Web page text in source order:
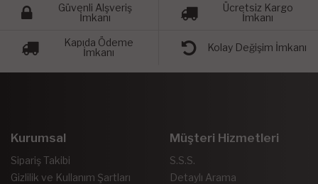
Güvenli Alşveriş
İmkanı
Ücretsiz Kargo
İmkanı
Kapıda Ödeme
İmkanı
Kolay Değişim İmkanı
Kurumsal
Sipariş Takibi
Gizlilik ve Kullanım Şartları
Müşteri Hizmetleri
S.S.S.
Detaylı Arama